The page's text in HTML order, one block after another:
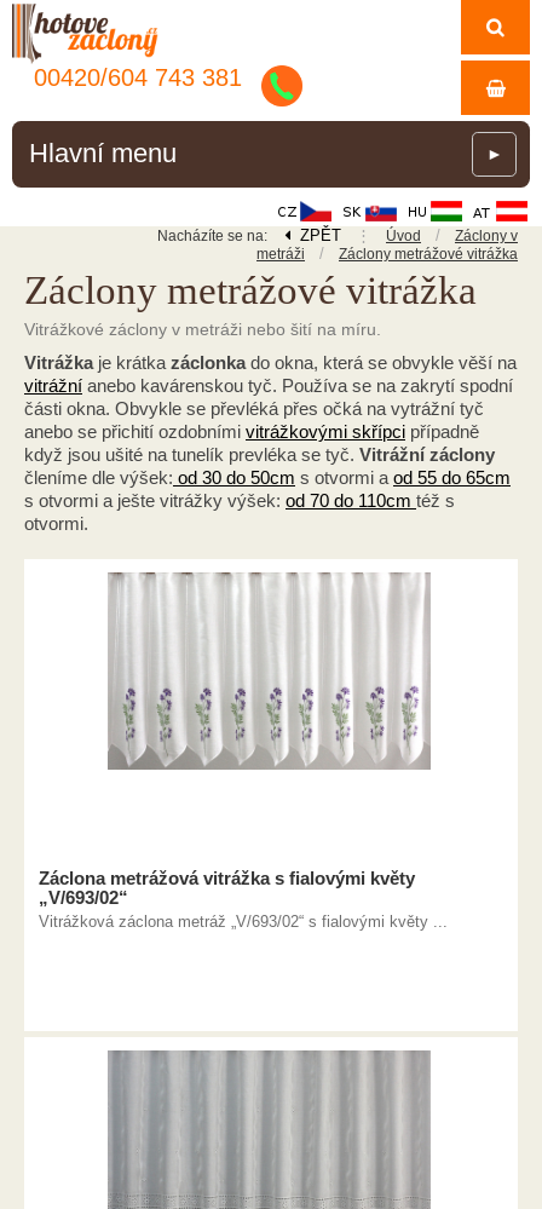
00420/604 743 381
Hlavní menu ►
Nacházíte se na: ZPĚT ⋮ Úvod /
Záclony v
metráži
/ Záclony metrážové vitrážka
Záclony metrážové vitrážka
Vitrážkové záclony v metráži nebo šití na míru.
Vitrážkaje krátka záclonkado okna, která se obvykle věší na
vitrážní anebo kavárenskou tyč. Používa se na zakrytí spodní
části okna. Obvykle se převléká přes očká na vytrážní tyč
anebo se přichití ozdobními vitrážkovými skřípci případně
když jsou ušité na tunelík prevléka se tyč. Vitrážní záclony
členíme dle výšek: od 30 do 50cm s otvormi a od 55 do 65cm
s otvormi a ješte vitrážky výšek: od 70 do 110cm též s
otvormi.
Záclona metrážová vitrážka s fialovými květy
„V/693/02“
Vitrážková záclona metráž „V/693/02“ s fialovými květy ...